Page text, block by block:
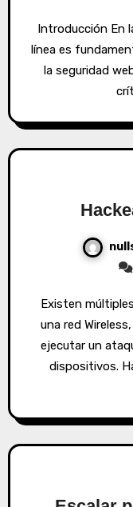
Introducción En la era digital, donde la presencia en
línea es
la seguridad
Existen múltiples métodos de lograr comprometer
una red
ejecutar un
dispositivos.